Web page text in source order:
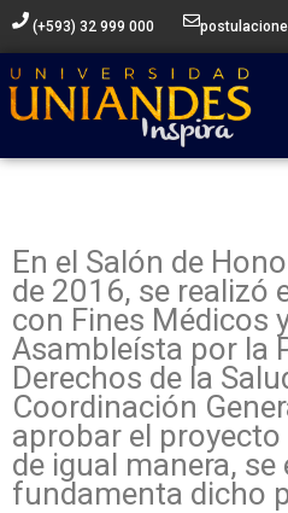
contenido
(+593) 32 999 000
En el Salón de
de 2016, se realizó
con Fines Médicos
Asambleísta por la
Derechos de la
Coordinación
aprobar el
de igual manera,
fundamenta dicho